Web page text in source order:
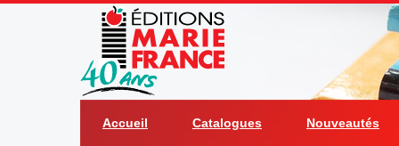
Accueil Catalogues Nouveautés